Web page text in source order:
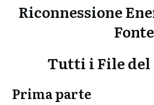
Riconnessione
Fonte
Tutti i File del
Prima parte